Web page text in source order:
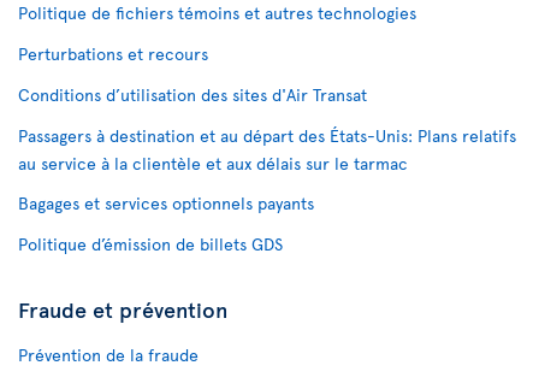
Politique de fichiers témoins et autres technologies
Perturbations et recours
Conditions d’utilisation des sites d'Air Transat
Passagers à destination et au départ des États-Unis: Plans relatifs
au service à la clientèle et aux délais sur le tarmac
Bagages et services optionnels payants
Politique d’émission de billets GDS
Fraude et prévention
Prévention de la fraude